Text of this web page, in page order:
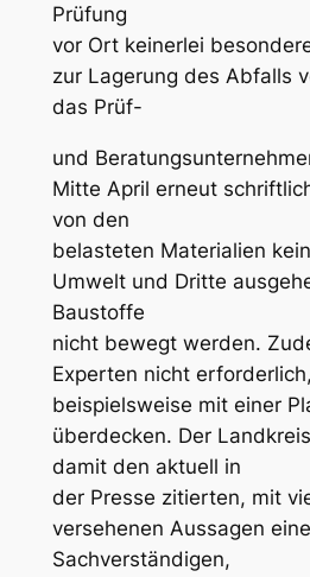
Prüfung
vor Ort keinerlei
zur Lagerung des Abfalls
das Prüf-
und
Mitte April erneut
von den
belasteten Materialien
Umwelt und Dritte
Baustoffe
nicht bewegt werden.
Experten nicht
beispielsweise mit einer
überdecken. Der
damit den aktuell in
der Presse zitierten, mit
versehenen Aussagen
Sachverständigen,